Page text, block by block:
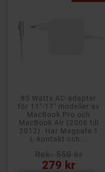
85 Watts AC-adapter
för 11"-17" modeller av
MacBook Pro och
MacBook Air (2006 till
2012). Har Magsafe 1
L-kontakt och...
279 kr